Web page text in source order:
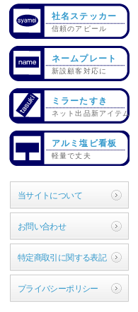
社名ステッカー
信頼のアピール
ネームプレート
新設顧客対応に
ミラーたすき
ネット出品新アイテム
アルミ塩ビ看板
軽量で丈夫
当サイトについて
お問い合わせ
特定商取引に関する表記
プライバシーポリシー